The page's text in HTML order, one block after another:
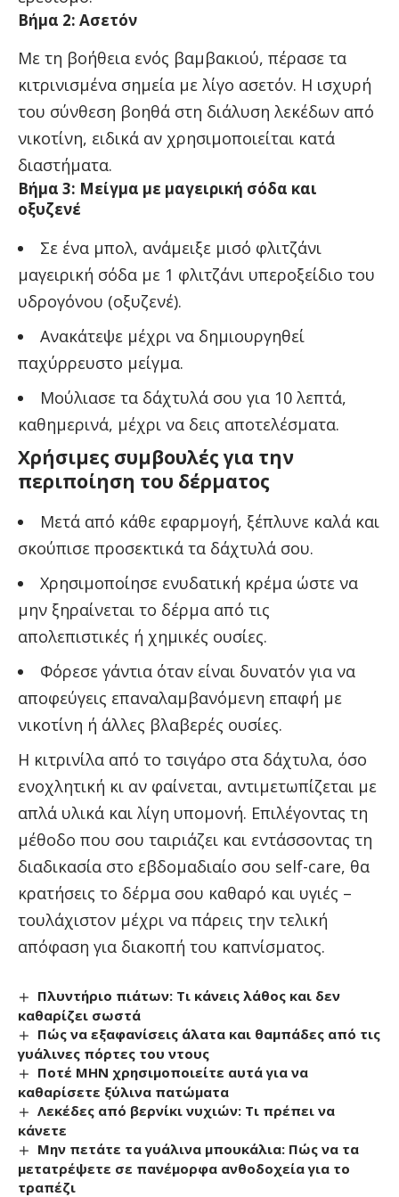
Βήμα 2: Ασετόν
Με τη βοήθεια ενός βαμβακιού, πέρασε τα
κιτρινισμένα σημεία με λίγο ασετόν. Η ισχυρή
του σύνθεση βοηθά στη διάλυση λεκέδων από
νικοτίνη, ειδικά αν χρησιμοποιείται κατά
διαστήματα.
Βήμα 3: Μείγμα με μαγειρική σόδα και
οξυζενέ
Σε ένα μπολ, ανάμειξε μισό φλιτζάνι
μαγειρική σόδα με 1 φλιτζάνι υπεροξείδιο του
υδρογόνου (οξυζενέ).
Ανακάτεψε μέχρι να δημιουργηθεί
παχύρρευστο μείγμα.
Μούλιασε τα δάχτυλά σου για 10 λεπτά,
καθημερινά, μέχρι να δεις αποτελέσματα.
Χρήσιμες συμβουλές για την
περιποίηση του δέρματος
Μετά από κάθε εφαρμογή, ξέπλυνε καλά και
σκούπισε προσεκτικά τα δάχτυλά σου.
Χρησιμοποίησε ενυδατική κρέμα ώστε να
μην ξηραίνεται το δέρμα από τις
απολεπιστικές ή χημικές ουσίες.
Φόρεσε γάντια όταν είναι δυνατόν για να
αποφεύγεις επαναλαμβανόμενη επαφή με
νικοτίνη ή άλλες βλαβερές ουσίες.
Η κιτρινίλα από το τσιγάρο στα δάχτυλα, όσο
ενοχλητική κι αν φαίνεται, αντιμετωπίζεται με
απλά υλικά και λίγη υπομονή. Επιλέγοντας τη
μέθοδο που σου ταιριάζει και εντάσσοντας τη
διαδικασία στο εβδομαδιαίο σου self-care, θα
κρατήσεις το δέρμα σου καθαρό και υγιές –
τουλάχιστον μέχρι να πάρεις την τελική
απόφαση για διακοπή του καπνίσματος.
Πλυντήριο πιάτων: Τι κάνεις λάθος και δεν
καθαρίζει σωστά
Πώς να εξαφανίσεις άλατα και θαμπάδες από τις
γυάλινες πόρτες του ντους
Ποτέ ΜΗΝ χρησιμοποιείτε αυτά για να
καθαρίσετε ξύλινα πατώματα
Λεκέδες από βερνίκι νυχιών: Τι πρέπει να
κάνετε
Μην πετάτε τα γυάλινα μπουκάλια: Πώς να τα
μετατρέψετε σε πανέμορφα ανθοδοχεία για το
τραπέζι